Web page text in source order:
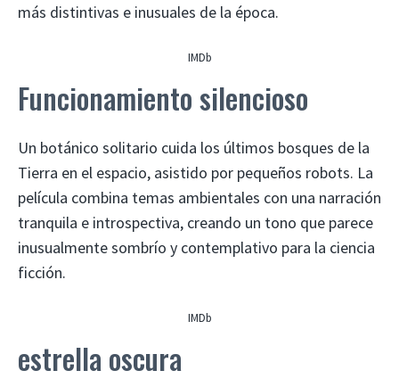
más distintivas e inusuales de la época.
IMDb
Funcionamiento silencioso
Un botánico solitario cuida los últimos bosques de la
Tierra en el espacio, asistido por pequeños robots. La
película combina temas ambientales con una narración
tranquila e introspectiva, creando un tono que parece
inusualmente sombrío y contemplativo para la ciencia
ficción.
IMDb
estrella oscura